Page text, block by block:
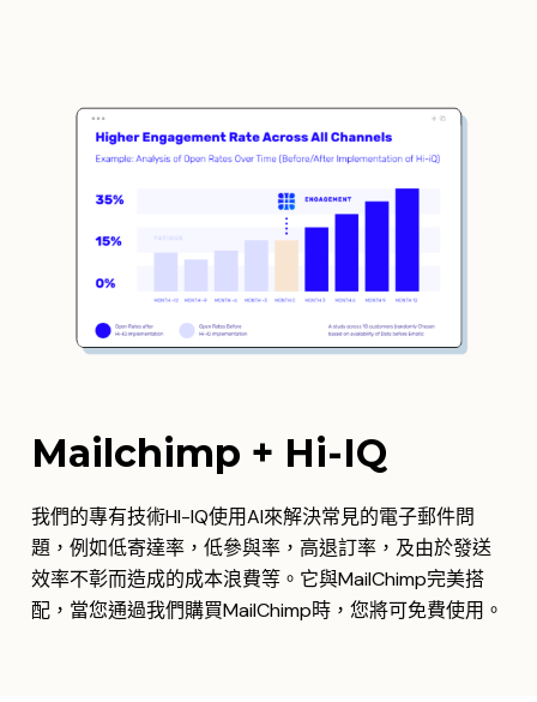
Mailchimp + Hi-IQ
我們的專有技術HI-IQ使用AI來解決常見的電子郵件問
題，例如低寄達率，低參與率，高退訂率，及由於發送
效率不彰而造成的成本浪費等。它與MailChimp完美搭
配，當您通過我們購買MailChimp時，您將可免費使用。